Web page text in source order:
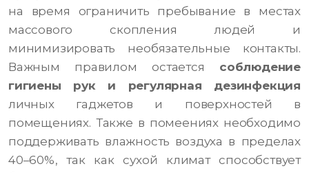
на время ограничить пребывание в местах
массового скопления людей и
минимизировать необязательные контакты.
Важным правилом остается соблюдение
гигиены рук и регулярная дезинфекция
личных гаджетов и поверхностей в
помещениях. Также в помеениях необходимо
поддерживать влажность воздуха в пределах
40–60%, так как сухой климат способствует